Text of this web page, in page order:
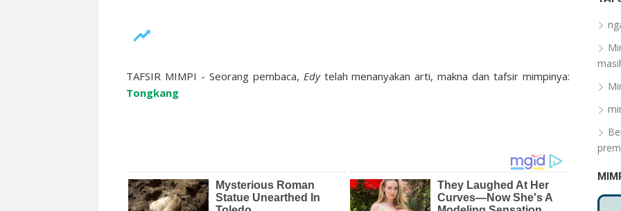
TAFSIR MIMPI - Seorang pembaca, Edytelah menanyakan arti, makna dan tafsir mimpinya:
Tongkang